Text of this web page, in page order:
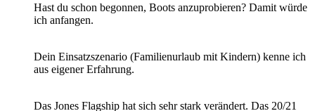
Hast du schon begonnen, Boots anzuprobieren? Damit würde
ich anfangen.
Dein Einsatzszenario (Familienurlaub mit Kindern) kenne ich
aus eigener Erfahrung.
Das Jones Flagship hat sich sehr stark verändert. Das 20/21